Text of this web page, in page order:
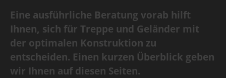
Eine ausführliche Beratung vorab hilft
Ihnen, sich für Treppe und Geländer mit
der optimalen Konstruktion zu
entscheiden. Einen kurzen Überblick geben
wir Ihnen auf diesen Seiten.